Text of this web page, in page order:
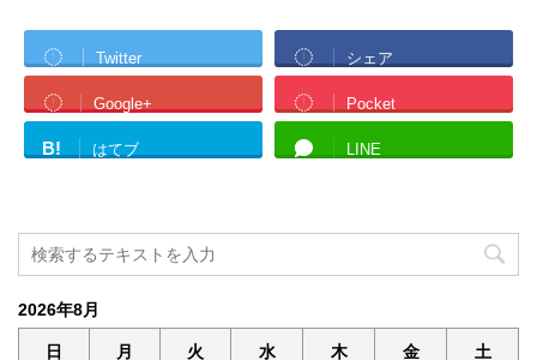
Twitter シェア
Google+ Pocket
B! はてブ LINE
2026年8月
日 月 火 水 木 金 土